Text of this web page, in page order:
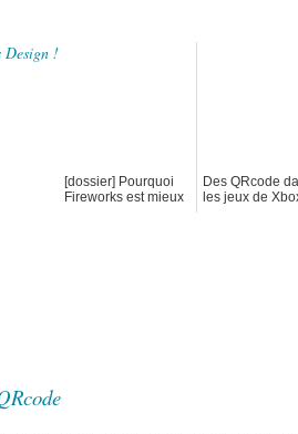
Design !
[dossier] Pourquoi
Fireworks est mieux
Des QRcode
les jeux de